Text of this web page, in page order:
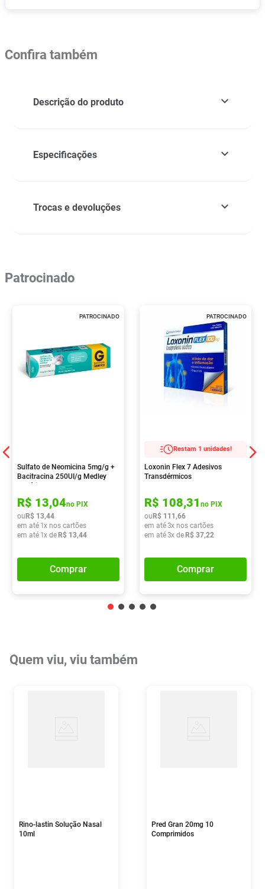
Confira também
Descrição do produto
Especificações
Trocas e devoluções
Patrocinado
PATROCINADO
Sulfato de Neomicina 5mg/g +
Bacitracina 250UI/g Medley
Dermatológica 15g
R$ 13,04no PIX
ou R$ 13,44
em até 1x nos cartões
em até 1x de R$ 13,44
Comprar
PATROCINADO
Restam 1 unidades!
Loxonin Flex 7 Adesivos
Transdérmicos
R$ 108,31 no PIX
ou R$ 111 ,66
em até3x nos cartões
em até3x de R$ 37,22
Comprar
Quem viu, viu também
Rino-lastin Solução Nasal
10ml
Pred Gran 20mg 10
Comprimidos